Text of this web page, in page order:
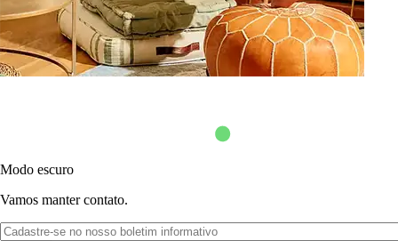
Modo escuro
Vamos manter contato.